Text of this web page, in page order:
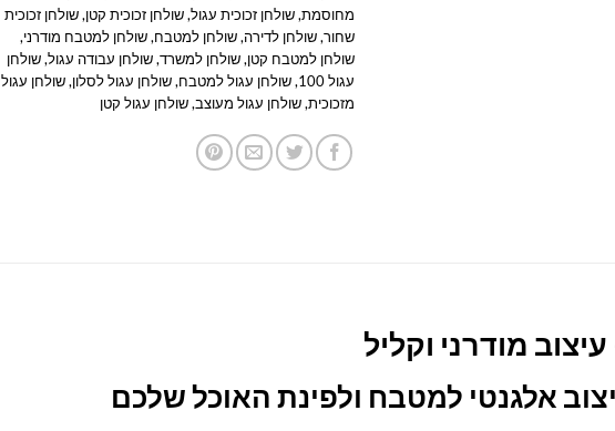
מחוסמת,שולחן זכוכית עגול,שולחן זכוכית קטן,שולחן זכוכית
שחור,שולחן לדירה,שולחן למטבח,שולחן למטבח מודרני,
שולחן למטבח קטן,שולחן למשרד,שולחן עבודה עגול,שולחן
עגול 100
,שולחן עגול למטבח,שולחן עגול לסלון,שולחן עגול
מזכוכית,שולחן עגול מעוצב,שולחן עגול קטן
מודרני וקליל
אלגנטי למטבח ולפינת האוכל שלכם